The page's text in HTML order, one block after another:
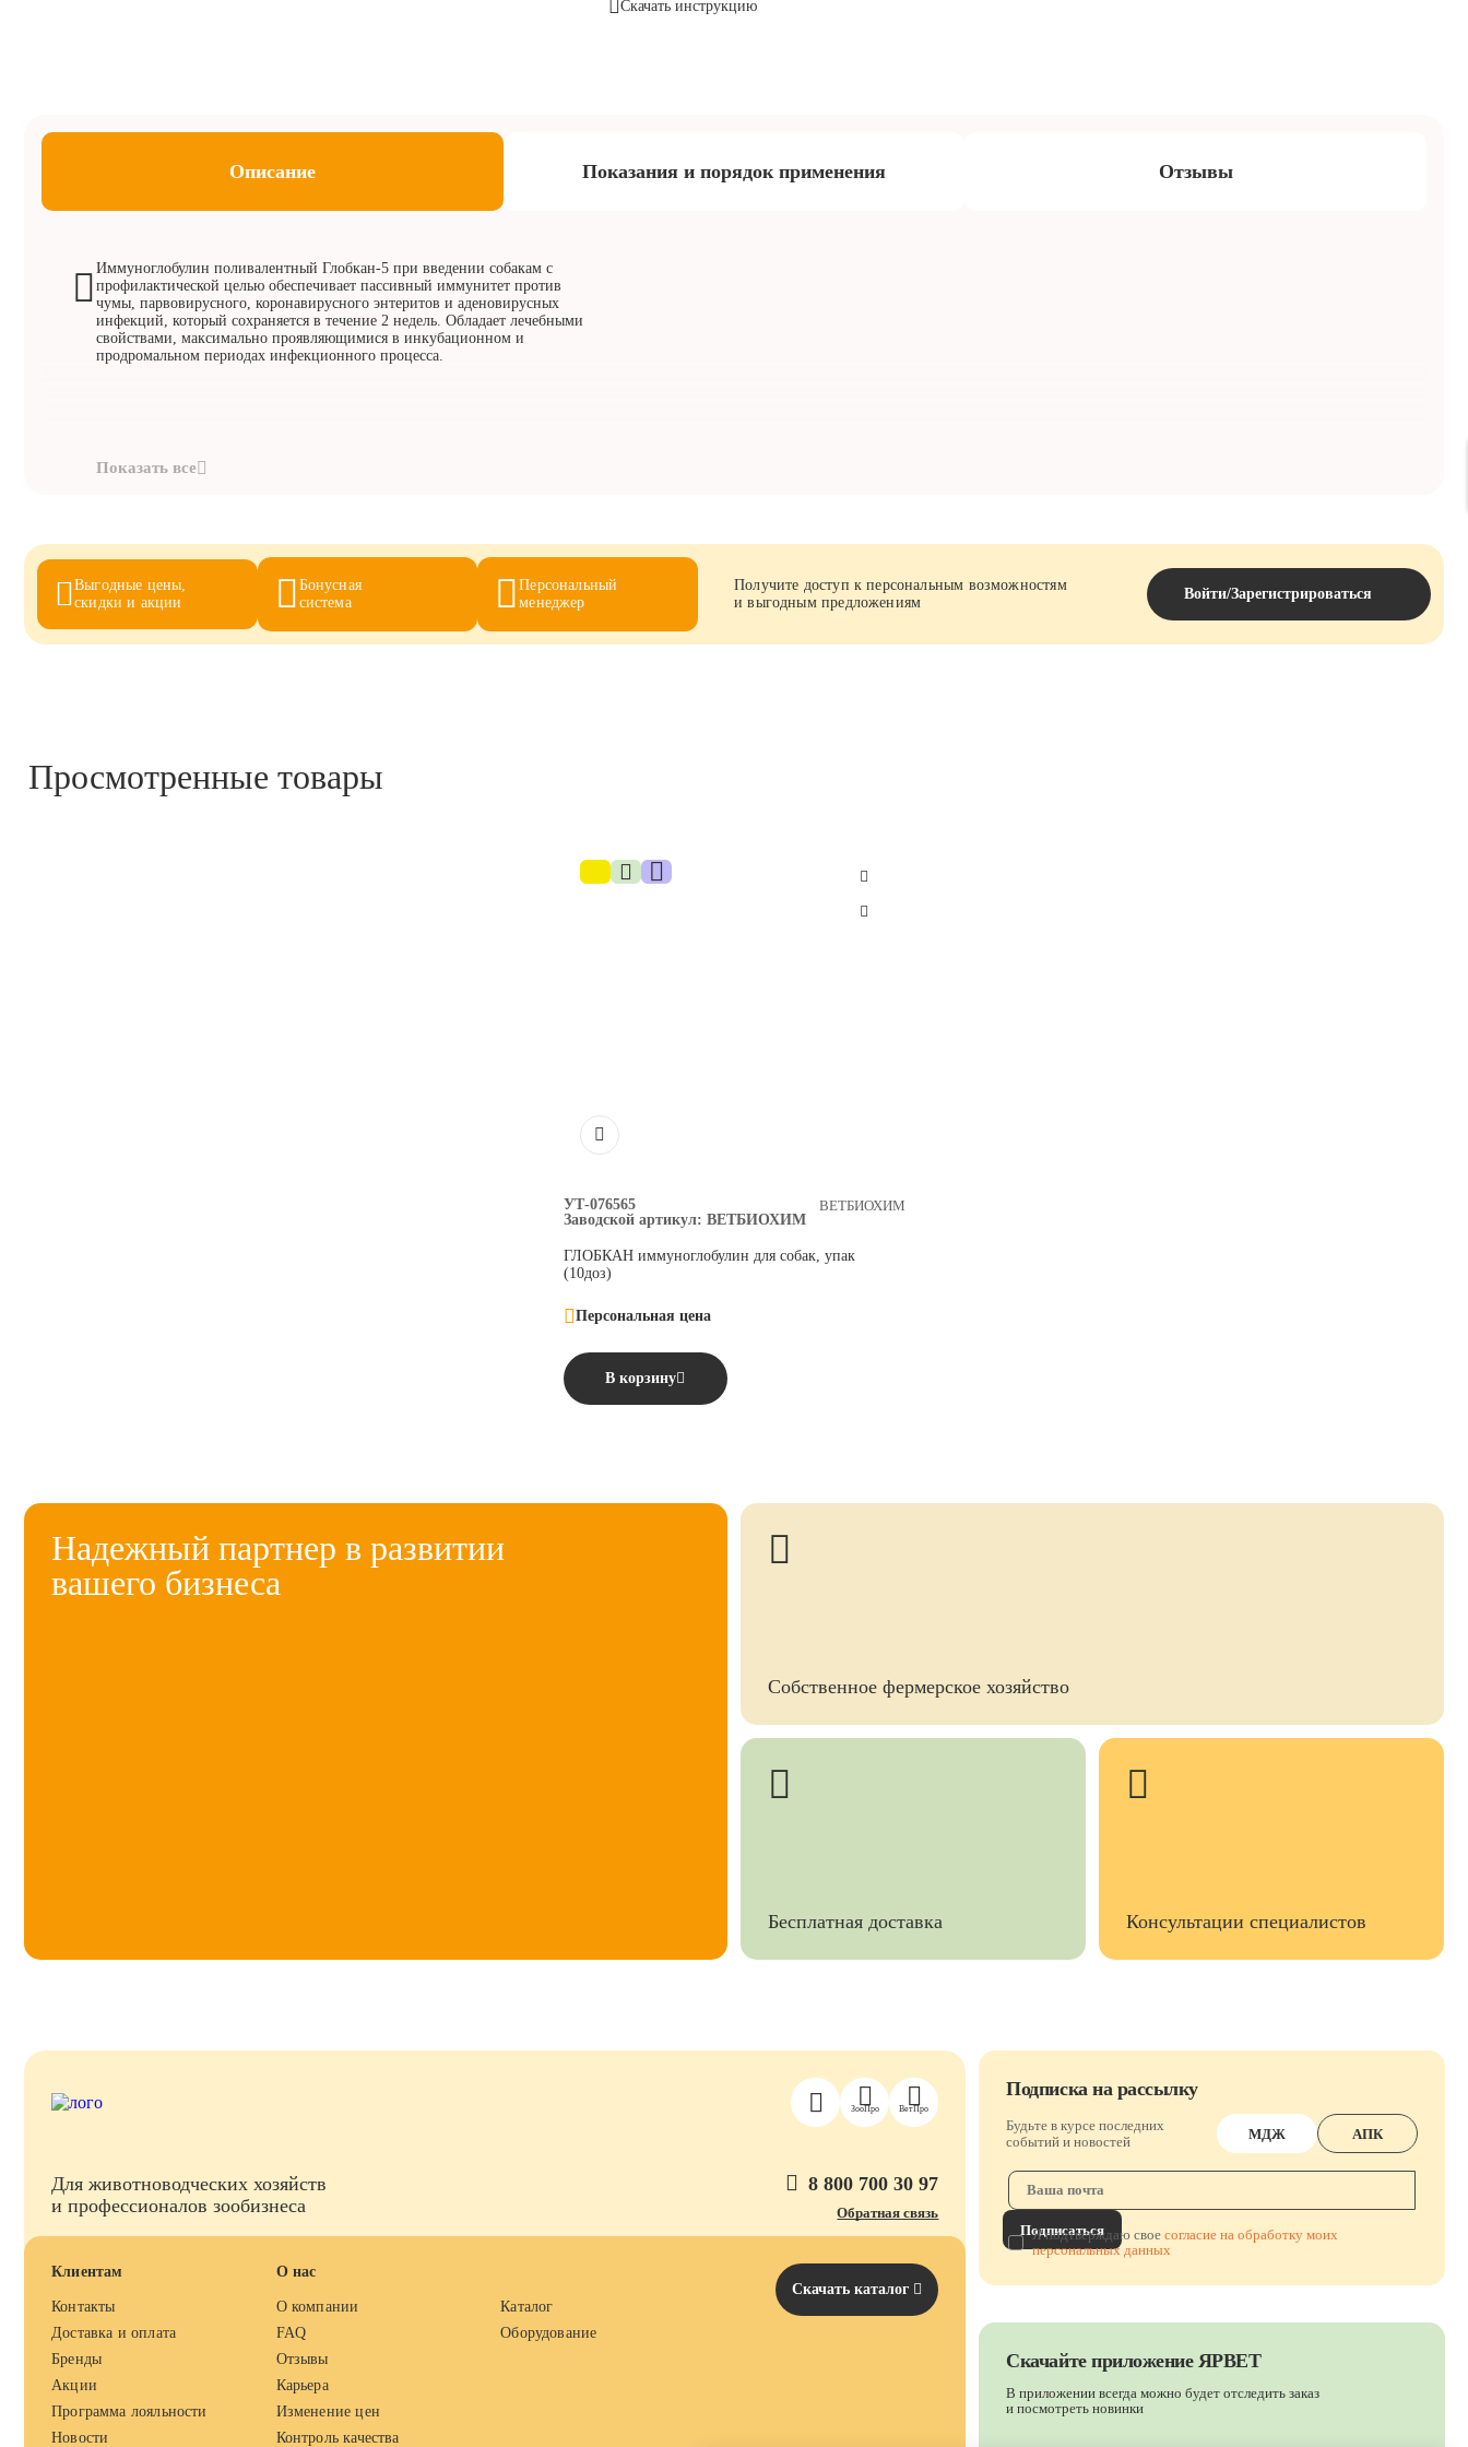
Скачать инструкцию
Описание Показания и порядок применения Отзывы
Иммуноглобулин поливалентный Глобкан-5 при введении собакам с
профилактической целью обеспечивает пассивный иммунитет против
чумы, парвовирусного, коронавирусного энтеритов и аденовирусных
инфекций, который сохраняется в течение 2 недель. Обладает лечебными
свойствами, максимально проявляющимися в инкубационном и
продромальном периодах инфекционного процесса.
Выгодные цены,
скидки и акции
Бонусная
система
Персональный
менеджер
Получите доступ к персональным возможностям
и выгодным предложениям
Войти/Зарегистрироваться
Просмотренные товары
УТ-076565
Заводской артикул: ВЕТБИОХИМ
ВЕТБИОХИМ
ГЛОБКАН иммуноглобулин для собак, упак
(10доз)
Персональная цена
В корзину
Надежный партнер в развитии
вашего бизнеса
Собственное фермерское хозяйство
Бесплатная доставка Консультации специалистов
ЗооПро ВетПро
Для животноводческих хозяйств
и профессионалов зообизнеса
8 800 700 30 97
Обратная связь
Клиентам
Контакты
Доставка и оплата
Бренды
Акции
Программа лояльности
Новости
О нас
О компании
FAQ
Отзывы
Карьера
Изменение цен
Контроль качества
Каталог
Оборудование
Скачать каталог
Подписка на рассылку
Будьте в курсе последних
событий и новостей
МДЖ АПК
Подписаться
Я подтверждаю своесогласие на обработку моих
персональных данных
Скачайте приложение ЯРВЕТ
В приложении всегда можно будет отследить заказ
и посмотреть новинки